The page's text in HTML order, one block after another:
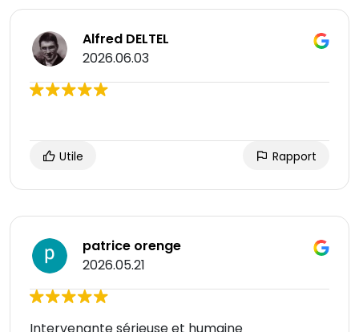
Alfred DELTEL
2026.06.03
Utile Rapport
patrice orenge
2026.05.21